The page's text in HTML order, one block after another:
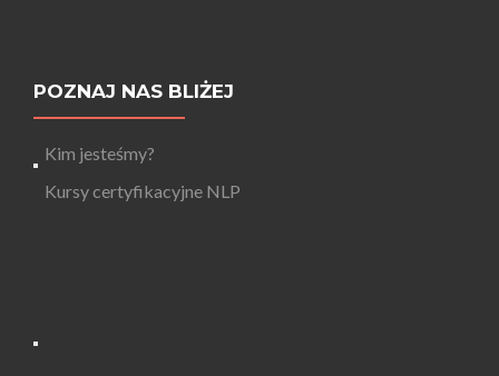
POZNAJ NAS BLIŻEJ
Kim jesteśmy?
Kursy certyfikacyjne NLP